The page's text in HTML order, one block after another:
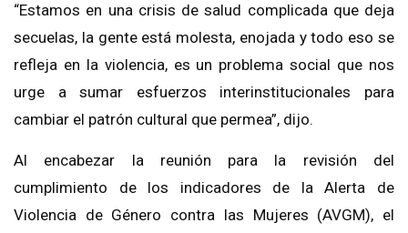
“Estamos en una crisis de salud complicada que deja
secuelas, la gente está molesta, enojada y todo eso se
refleja en la violencia, es un problema social que nos
urge a sumar esfuerzos interinstitucionales para
cambiar el patrón cultural que permea”, dijo.
Al encabezar la reunión para la revisión del
cumplimiento de los indicadores de la Alerta de
Violencia de Género contra las Mujeres (AVGM), el